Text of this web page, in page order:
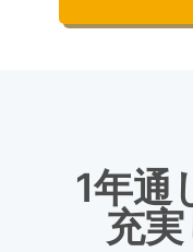
1年通
充実